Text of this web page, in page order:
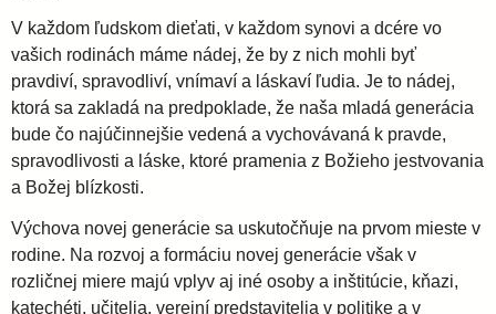
V každom ľudskom dieťati, v každom synovi a dcére vo
vašich rodinách máme nádej, že by z nich mohli byť
pravdiví, spravodliví, vnímaví a láskaví ľudia. Je to nádej,
ktorá sa zakladá na predpoklade, že naša mladá generácia
bude čo najúčinnejšie vedená a vychovávaná k pravde,
spravodlivosti a láske, ktoré pramenia z Božieho jestvovania
a Božej blízkosti.
Výchova novej generácie sa uskutočňuje na prvom mieste v
rodine. Na rozvoj a formáciu novej generácie však v
rozličnej miere majú vplyv aj iné osoby a inštitúcie, kňazi,
katechéti, učitelia, verejní predstavitelia v politike a v